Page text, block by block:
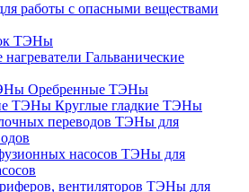
работы с опасными веществами
ТЭНы
Гальванические
Оребренные ТЭНы
Круглые гладкие ТЭНы
ТЭНы для
ТЭНы для
ТЭНы для